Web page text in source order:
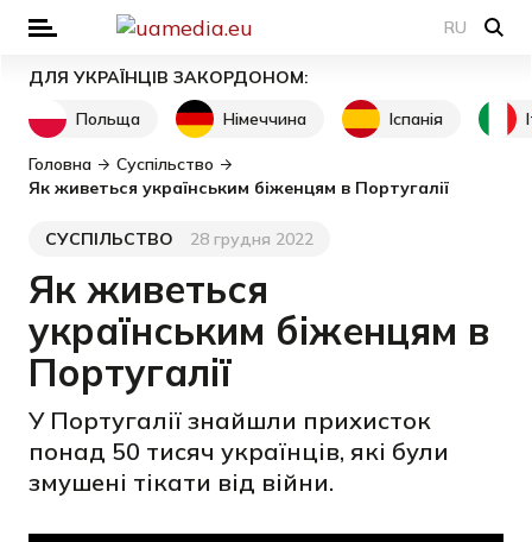
RU
ДЛЯ УКРАЇНЦІВ ЗАКОРДОНОМ:
Польща
Німеччина Іспанія
Головна
Суспільство
Як живеться українським біженцям в Португалії
Категорія
СУСПІЛЬСТВО
Дата публікації28 грудня 2022
Як живеться
українським біженцям в
Португалії
У Португалії знайшли прихисток
понад 50 тисяч українців, які були
змушені тікати від війни.